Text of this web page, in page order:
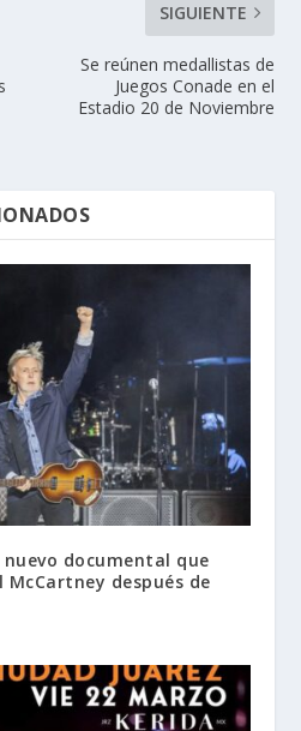
SIGUIENTE
Se reúnen medallistas de
Juegos Conade en el
Estadio 20 de Noviembre
nuevo documental que
McCartney después de